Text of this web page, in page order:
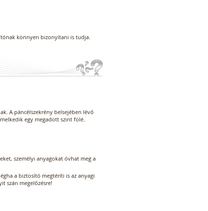
könnyen bizonyítani is tudja.
A páncélszekrény belsejében lévő
egy megadott szint fölé.
személyi anyagokat óvhat meg a
a biztosító megtéríti is az anyagi
szán megelőzésre!